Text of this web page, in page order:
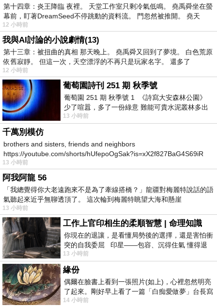
第十四章：炎王降臨 夜裡。 天堂工作室只剩冷氣低鳴。 堯禹舜坐在螢
幕前，盯著DreamSeed不停跳動的資料流。 門忽然被推開。 堯天
12 小時前
我與AI討論的小說劇情(13)
第十三章：被扭曲的真相 那天晚上。 堯禹舜又回到了夢境。 白色荒原
依舊寂靜。 但這一次，天空漂浮的不再只是玩家名字。 還多了
12 小時前
葡萄園詩刊 251 期 秋季號
葡萄園 251 期 秋季號 1 《詩寫大安森林公園》
少了喧囂，多了一份綠意 難能可貴水泥叢林多出
一
13 小時前
千萬別模仿
brothers and sisters, friends and neighbors
https://youtube.com/shorts/hUfepoOgSak?is=xX2f827BaG4S69iR
https
13 小時前
阿我阿龍 56
「我總覺得你大老遠跑來不是為了牽線搭橋？」龍疆對梅麗特說話的語
氣聽起來近乎無聊透頂了。 這次輪到梅麗特眺望大海和懸崖
13 小時前
工作上官印相生的柔順智慧 | 命理知識
你現在的退讓，是看懂局勢後的選擇，還是害怕衝
突的自我委屈 印星——包容、沉得住氣 懂得退
一步觀察，不會
13 小時前
緣份
偶爾在臉書上看到一張照片(如上)，心裡忽然明亮
了起來。剛好早上看了一篇「白痴愛做夢」台長寫
的貼文，在回顧年輕時瘋狂愛上
14 小時前